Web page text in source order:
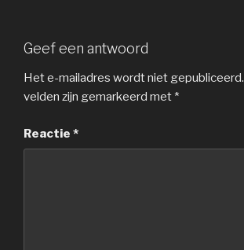
Geef een antwoord
Het e-mailadres wordt niet gepubliceerd.
velden zijn gemarkeerd met *
Reactie *